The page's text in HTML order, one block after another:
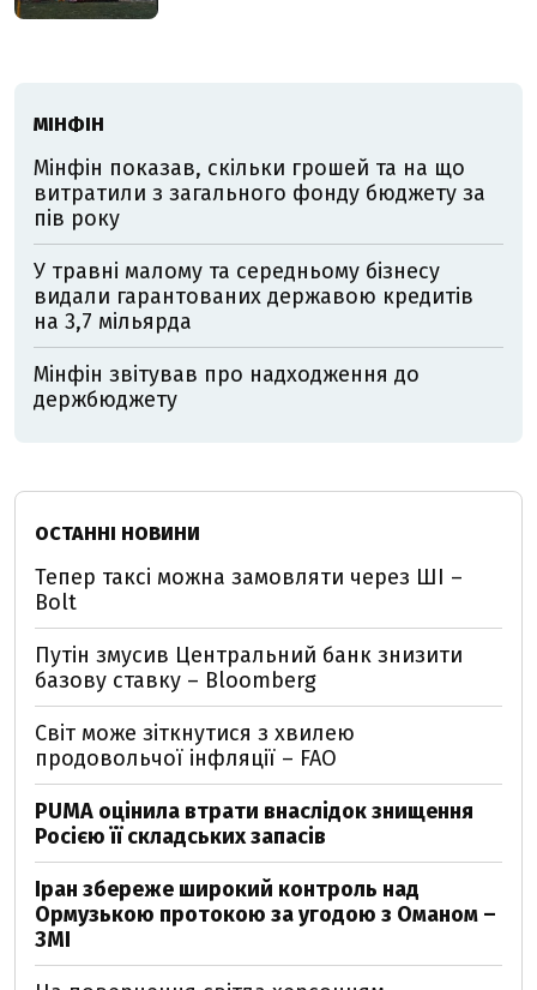
МІНФІН
Мінфін показав, скільки грошей та на що
витратили з загального фонду бюджету за
пів року
У травні малому та середньому бізнесу
видали гарантованих державою кредитів
на 3,7 мільярда
Мінфін звітував про надходження до
держбюджету
ОСТАННІ НОВИНИ
Тепер таксі можна замовляти через ШІ –
Bolt
Путін змусив Центральний банк знизити
базову ставку – Bloomberg
Світ може зіткнутися з хвилею
продовольчої інфляції – FAO
PUMA оцінила втрати внаслідок знищення
Росією її складських запасів
Іран збереже широкий контроль над
Ормузькою протокою за угодою з Оманом –
ЗМІ